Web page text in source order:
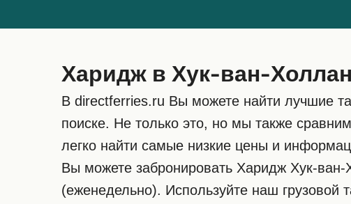
Харидж в Хук-ван-
В directferries.ru Вы можете найти лучшие
поиске. Не только это, но мы также
легко найти самые низкие цены и
Вы можете забронировать Харидж Хук-
(еженедельно). Используйте наш